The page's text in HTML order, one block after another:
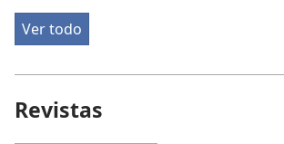
Ver todo
Revistas